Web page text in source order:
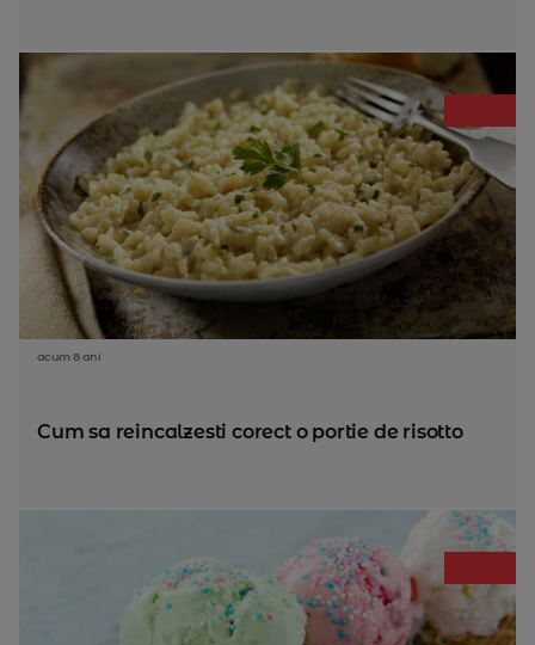
acum 8 ani
Cum sa reincalzesti corect o portie de risotto